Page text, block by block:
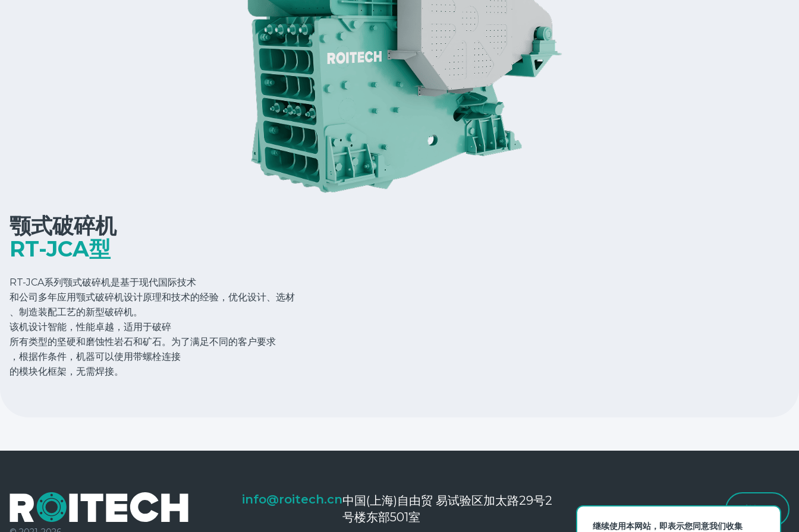
颚式破碎机
RT-JCA型
RT-JCA系列颚式破碎机是基于现代国际技术
和公司多年应用颚式破碎机设计原理和技术的经验，优化设计、选材
、制造装配工艺的新型破碎机。
该机设计智能，性能卓越，适用于破碎
所有类型的坚硬和磨蚀性岩石和矿石。为了满足不同的客户要求
，根据作条件，机器可以使用带螺栓连接
的模块化框架，无需焊接。
info@roitech.cn中国(上海)自由贸 易试验区加太路29号2
号楼东部501室
反馈
继续使用本网站，即表示您同意我们收集